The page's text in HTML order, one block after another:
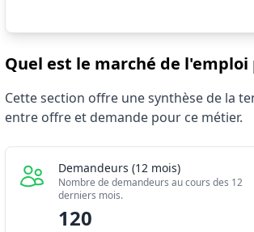
Quel est le marché de
Statistiques recrutement Médiateur /
Indicateur
Offres publiées (12 mois)
Embauches constatées
Indice de tension globale
Cette section offre une synthèse de la
entre offre et demande pour ce métier.
Demandeurs (12 mois)
Nombre de demandeurs au cours des 12
derniers mois.
120